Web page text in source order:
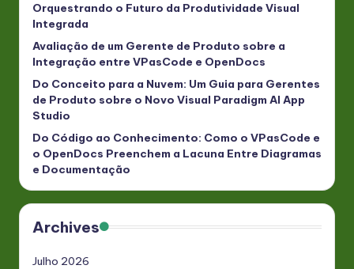
Orquestrando o Futuro da Produtividade Visual
Integrada
Avaliação de um Gerente de Produto sobre a
Integração entre VPasCode e OpenDocs
Do Conceito para a Nuvem: Um Guia para Gerentes
de Produto sobre o Novo Visual Paradigm AI App
Studio
Do Código ao Conhecimento: Como o VPasCode e
o OpenDocs Preenchem a Lacuna Entre Diagramas
e Documentação
Archives
Julho 2026